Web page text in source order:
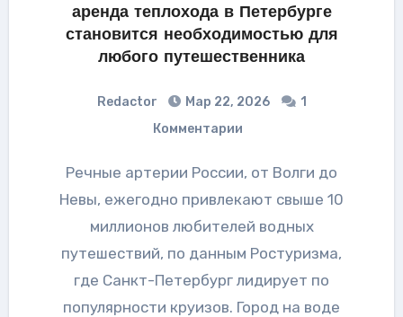
аренда теплохода в Петербурге
становится необходимостью для
любого путешественника
Redactor Мар 22, 2026
1
Комментарии
Речные артерии России, от Волги до
Невы, ежегодно привлекают свыше 10
миллионов любителей водных
путешествий, по данным Ростуризма,
где Санкт-Петербург лидирует по
популярности круизов. Город на воде